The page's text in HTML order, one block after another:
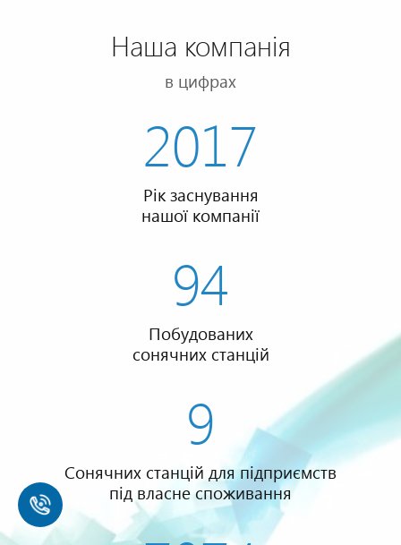
Наша компанія
в цифрах
2017
Рік заснування
нашої компанії
94
Побудованих
сонячних станцій
9
Сонячних станцій для підприємств
під власне споживання